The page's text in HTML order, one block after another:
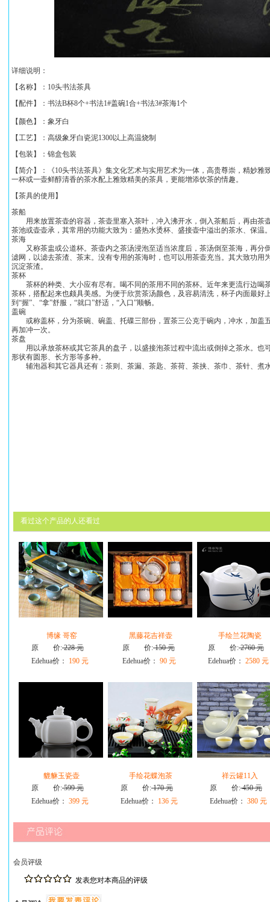
详细说明：
【名称】： 10头书法茶具
【配件】：书法B杯8个+书法1#盖碗1合+书法3#茶海1个
【颜色】：象牙白
【工艺】：高级象牙白瓷泥1300以上高温烧制
【包装】：锦盒包装
【简介】：《10头书法茶具》集文化艺术与实用艺术为一体，高贵尊崇，精妙雅
一杯或一壶鲜醇清香的茶水配上雅致精美的茶具，更能增添饮茶的情趣。
【茶具的使用】
茶船
用来放置茶壶的容器，茶壶里塞入茶叶，冲入沸开水，倒入茶船后，再由茶
茶池或壶壶承，其常用的功能大致为：盛热水烫杯、盛接壶中溢出的茶水、保温
茶海
又称茶盅或公道杯。茶壶内之茶汤浸泡至适当浓度后，茶汤倒至茶海，再分
滤网，以滤去茶渣、茶末。没有专用的茶海时，也可以用茶壶充当。其大致功
沉淀茶渣。
茶杯
茶杯的种类、大小应有尽有。喝不同的茶用不同的茶杯。近年来更流行边喝
茶杯，搭配起来也颇具美感。为便于欣赏茶汤颜色，及容易清洗，杯子内面最好
到“握”、“拿”舒服，“就口”舒适，“入口”顺畅。
盖碗
或称盖杯，分为茶碗、碗盖、托碟三部份，置茶三公克于碗内，冲水，加盖
再加冲一次。
茶盘
用以承放茶杯或其它茶具的盘子，以盛接泡茶过程中流出或倒掉之茶水。也
形状有圆形、长方形等多种。
辅泡器和其它器具还有：茶则、茶漏、茶匙、茶荷、茶挟、茶巾、茶针、煮
看过这个产品的人还看过
博缘 哥窑
原 价:228 元
Edehua价：
190 元
黑藤花吉祥壶
原 价:150 元
Edehua价： 90 元
手绘兰花陶瓷
原 价:2760 元
Edehua价： 2580 元
貔貅玉瓷壶
原 价:599 元
Edehua价： 399 元
手绘花蝶泡茶
原 价:170 元
Edehua价：
136 元
祥云罐11入
原 价:450 元
Edehua价： 380 元
会员评级
发表您对本商品的评级